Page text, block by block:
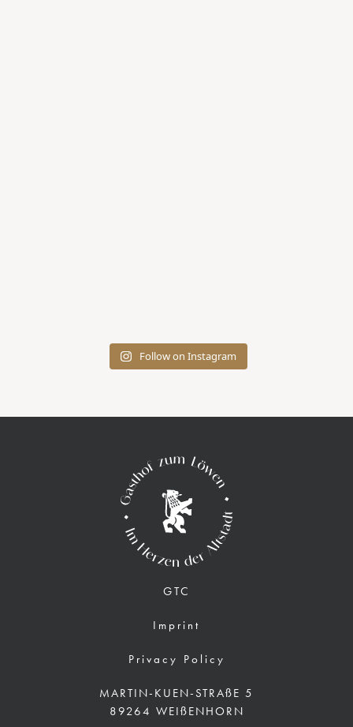
Follow on Instagram
GTC
Imprint
Privacy Policy
MARTIN-KUEN-STRAßE 5
89264 WEIßENHORN